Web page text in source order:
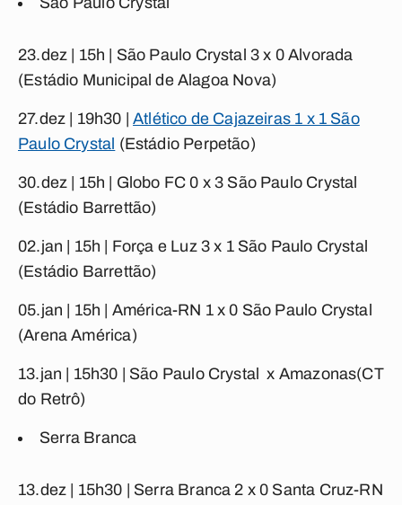
23.dez | 15h | São Paulo Crystal 3 x 0 Alvorada
(Estádio Municipal de Alagoa Nova)
27.dez | 19h30 |Atlético de Cajazeiras 1 x 1 São
Paulo Crystal (Estádio Perpetão)
30.dez | 15h | Globo FC 0 x 3 São Paulo Crystal
(Estádio Barrettão)
02.jan | 15h | Força e Luz 3 x 1 São Paulo Crystal
(Estádio Barrettão)
05.jan | 15h | América-RN 1 x 0 São Paulo Crystal
(Arena América)
13.jan | 15h30 | São Paulo Crystal x Amazonas(CT
do Retrô)
Serra Branca
13.dez | 15h30 | Serra Branca 2 x 0 Santa Cruz-RN